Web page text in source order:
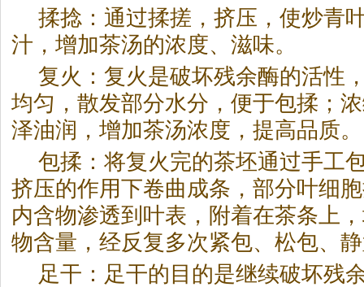
揉捻：通过揉搓，挤压，使炒青
汁，增加茶汤的浓度、滋味。
复火：复火是破坏残余酶的活性
均匀，散发部分水分，便于包揉；
泽油润，增加茶汤浓度，提高品质。
包揉：将复火完的茶坯通过手工
挤压的作用下卷曲成条，部分叶细
内含物渗透到叶表，附着在茶条上
物含量，经反复多次紧包、松包、
足干：足干的目的是继续破坏残